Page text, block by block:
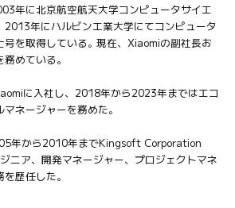
年に北京航空航天大学コンピュータサイエ
2013年にハルビン工業大学にてコンピュータ
号を取得している。現在、Xiaomiの副社長お
めている。
に入社し、2018年から2023年まではエコ
ネージャーを務めた。
年から2010年までKingsoft Corporation
ニア、開発マネージャー、プロジェクトマネ
歴任した。